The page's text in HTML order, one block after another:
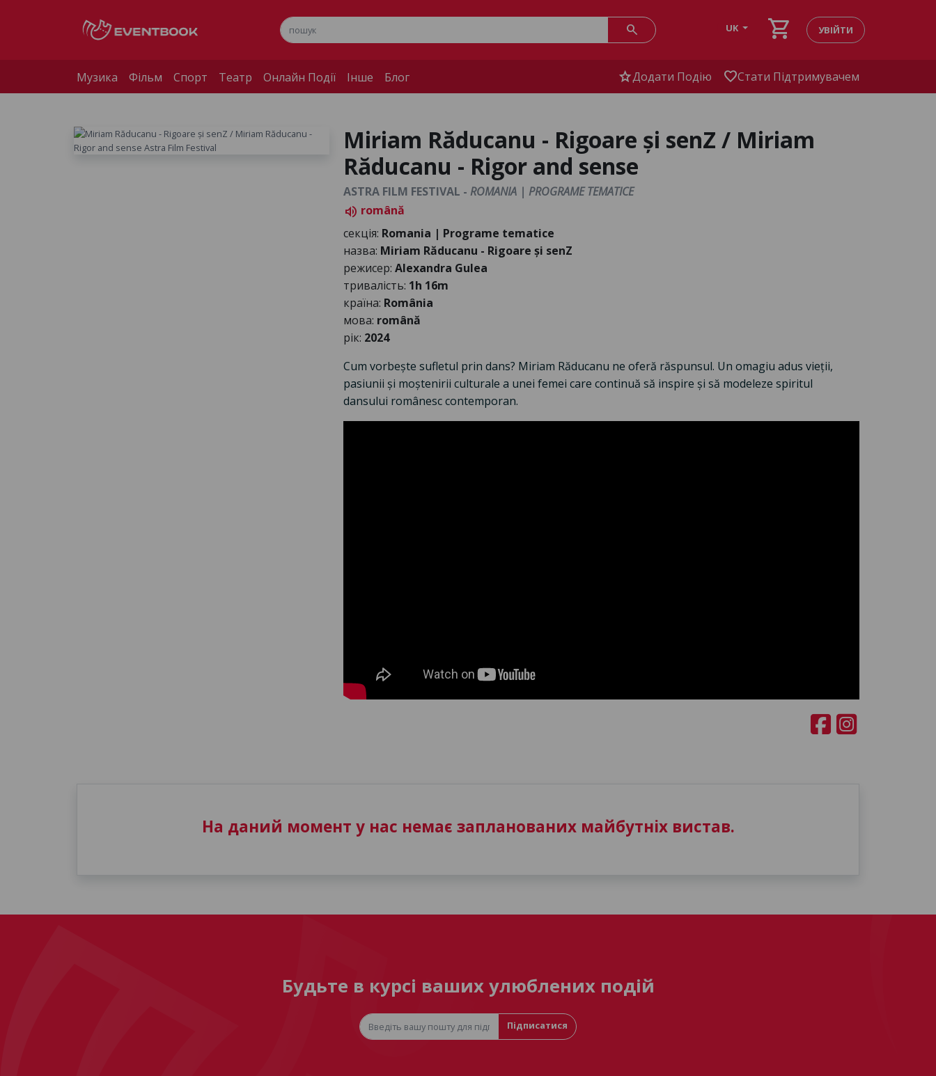
search UK shopping_cart УВІЙТИ
Музика Фільм Спорт Театр Онлайн Події Інше Блог starДодати Подію favoriteСтати Підтримувачем
Miriam Răducanu - Rigoare și senZ / Miriam
Răducanu - Rigor and sense
ASTRA FILM FESTIVAL - ROMANIA | PROGRAME TEMATICE
volume_up română
секція: Romania | Programe tematice
назва: Miriam Răducanu - Rigoare și senZ
режисер: Alexandra Gulea
тривалість: 1h 16m
країна: România
мова: română
рік: 2024
Cum vorbește sufletul prin dans? Miriam Răducanu ne oferă răspunsul. Un omagiu adus vieții,
pasiunii și moștenirii culturale a unei femei care continuă să inspire și să modeleze spiritul
dansului românesc contemporan.
На даний момент у нас немає запланованих майбутніх вистав.
Будьте в курсі ваших улюблених подій
Підписатися